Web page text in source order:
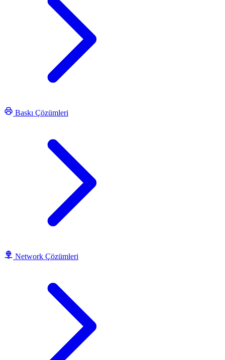
Baskı Çözümleri
Network Çözümleri